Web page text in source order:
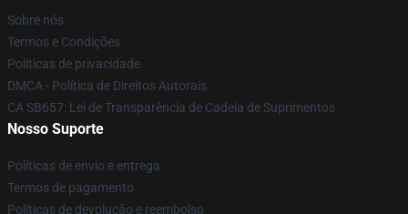
Sobre nós
Termos e Condições
Políticas de privacidade
DMCA - Política de Direitos Autorais
CA SB657: Lei de Transparência de Cadeia de Suprimentos
Nosso Suporte
Políticas de envio e entrega
Termos de pagamento
Políticas de devolução e reembolso